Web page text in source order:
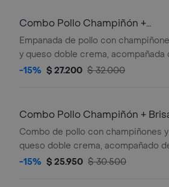
Combo Pollo Champiñón +
Coca-Cola Sin Azúcar 350 ml
Empanada de pollo con
y queso doble crema, acompañada
una Coca-Cola Sin Azúcar de 350 ml.
-15% $ 27.200 $ 32.000
Combo Pollo Champiñón +
Sin Gas 600ML
Combo de pollo con champiñones y
queso doble crema, acompañado
Brisa sin gas 600 ml.
-15% $ 25.950 $ 30.500